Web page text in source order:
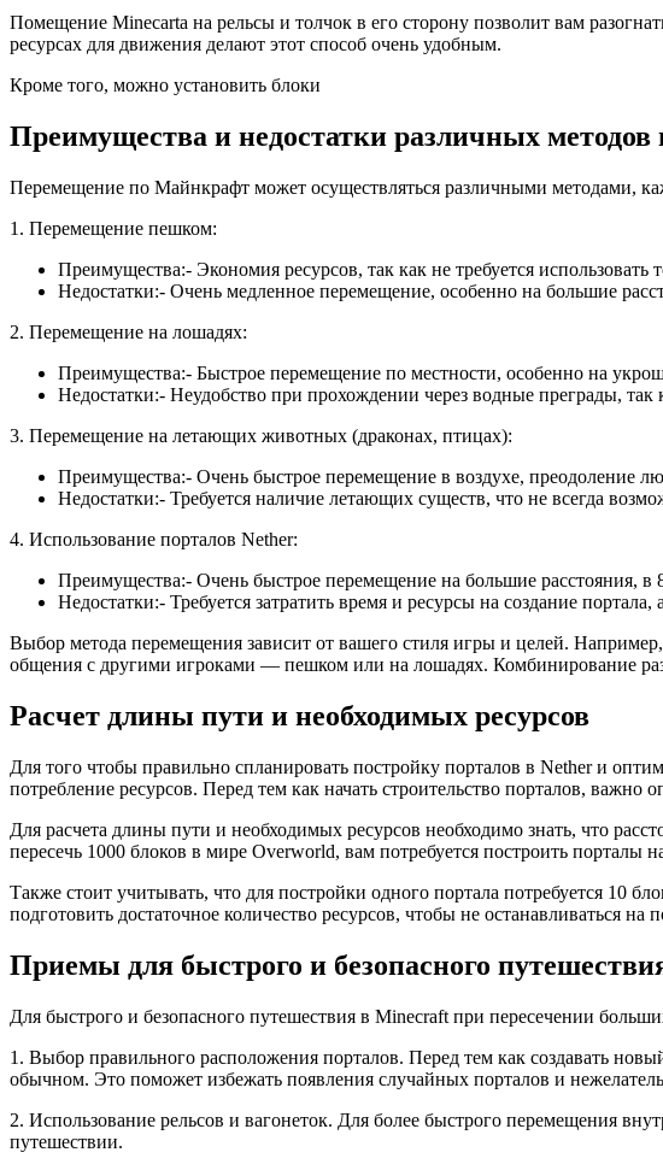
Помещение Minecarta на рельсы и толчок в его сторону позволит вам
ресурсах для движения делают этот способ очень удобным.
Кроме того, можно установить блоки
Преимущества и недостатки различных
Перемещение по Майнкрафт может осуществляться различными методами,
1. Перемещение пешком:
Преимущества:- Экономия ресурсов, так как не требуется
Недостатки:- Очень медленное перемещение, особенно на большие
2. Перемещение на лошадях:
Преимущества:- Быстрое перемещение по местности, особенно на
Недостатки:- Неудобство при прохождении через водные преграды,
3. Перемещение на летающих животных (драконах, птицах):
Преимущества:- Очень быстрое перемещение в воздухе, преодоление
Недостатки:- Требуется наличие летающих существ, что не всегда
4. Использование порталов Nether:
Преимущества:- Очень быстрое перемещение на большие расстояния, в
Недостатки:- Требуется затратить время и ресурсы на создание
Выбор метода перемещения зависит от вашего стиля игры и целей.
общения с другими игроками — пешком или на лошадях. Комбинирование
Расчет длины пути и необходимых ресурсов
Для того чтобы правильно спланировать постройку порталов в Nether и
потребление ресурсов. Перед тем как начать строительство порталов,
Для расчета длины пути и необходимых ресурсов необходимо знать, что
пересечь 1000 блоков в мире Overworld, вам потребуется построить порталы
Также стоит учитывать, что для постройки одного портала потребуется 10
подготовить достаточное количество ресурсов, чтобы не останавливаться на
Приемы для быстрого и безопасного
Для быстрого и безопасного путешествия в Minecraft при пересечении
1. Выбор правильного расположения порталов. Перед тем как создавать
обычном. Это поможет избежать появления случайных порталов и
2. Использование рельсов и вагонеток. Для более быстрого перемещения
путешествии.